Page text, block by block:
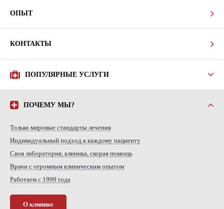
ОПЫТ
КОНТАКТЫ
ПОПУЛЯРНЫЕ УСЛУГИ
ПОЧЕМУ МЫ?
Только мировые стандарты лечения
Индивидуальный подход к каждому пациенту
Своя лаборатория, клиника, скорая помощь
Врачи с огромным клиническим опытом
Работаем с 1999 года
О клинике